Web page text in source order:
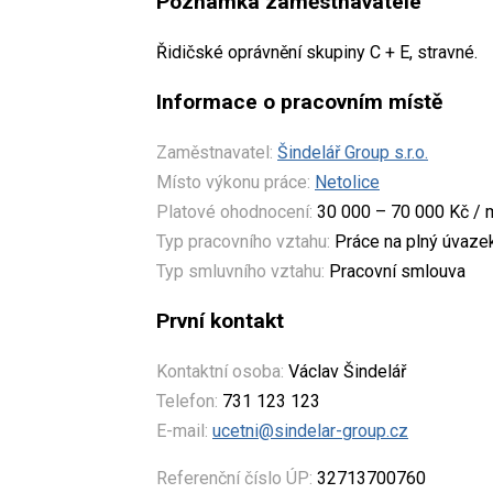
Řidičské oprávnění skupiny C + E, stravné.
Informace o pracovním místě
Zaměstnavatel: Šindelář Group s.r.o.
Místo výkonu práce: Netolice
Platové ohodnocení: 30 000 – 70 000 Kč /
Typ pracovního vztahu: Práce na plný
Typ smluvního vztahu: Pracovní smlouva
První kontakt
Kontaktní osoba: Václav Šindelář
Telefon: 731 123 123
E-mail: ucetni@sindelar-group.cz
Referenční číslo ÚP: 32713700760